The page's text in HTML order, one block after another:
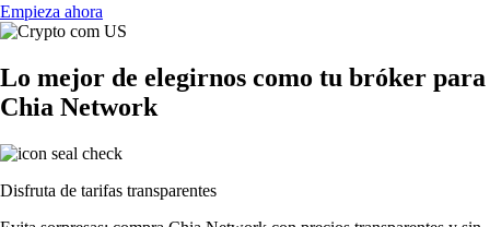
Empieza ahora
Lo mejor de elegirnos como tu bróker para
Chia Network
Disfruta de tarifas transparentes